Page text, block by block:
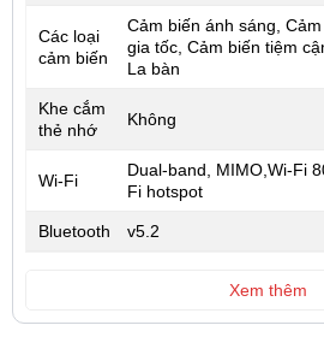
Các loại
cảm biến
Cảm biến ánh sáng,
gia tốc, Cảm biến tiệm
La bàn
Khe cắm
thẻ nhớ
Không
Wi-Fi
Dual-band, MIMO,Wi-Fi
Fi hotspot
Bluetooth v5.2
Xem thêm